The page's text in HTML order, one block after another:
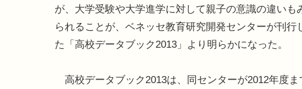
が、大学受験や大学進学に対して親子の意識の違いも
られることが、ベネッセ教育研究開発センターが刊行
た「高校データブック2013」より明らかになった。
高校データブック2013は、同センターが2012年度ま